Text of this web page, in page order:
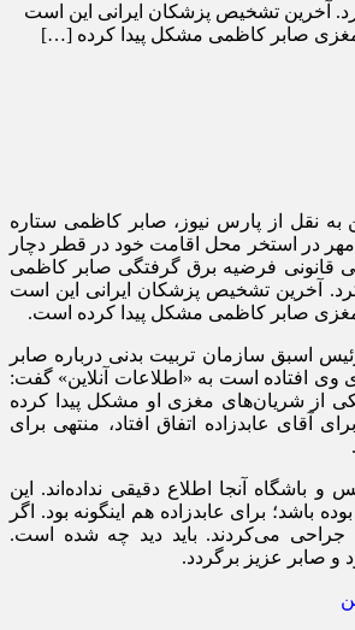
آخرین تشخیص پزشکان ایرانی این است
صابر کاظمی مشکل پیدا کرده […]
به نقل از پارس نیوز، صابر کاظمی ستاره
جوان والیبال ایران ۲۵ مهر در استخر محل اقامت خود در قطر دچار
قانونی فرضیه برق گرفتگی صابر کاظمی
آخرین تشخیص پزشکان ایرانی این است
صابر کاظمی مشکل پیدا کرده است.
اسبق سازمان تربیت بدنی درباره صابر
وی افتاده است به «اطلاعات آنلاین» گفت:
از شریان‌های مغزی او مشکل پیدا کرده
آقای عابدزاده اتفاق افتاد، منتهی برای
و باشگاه آنجا اطلاع دقیقی نداده‌اند. این
باشد؛ برای عابدزاده هم اینگونه بود. اگر
جراحی می‌کردند. باید دید چه شده است.
و صابر عزیز برگردد.